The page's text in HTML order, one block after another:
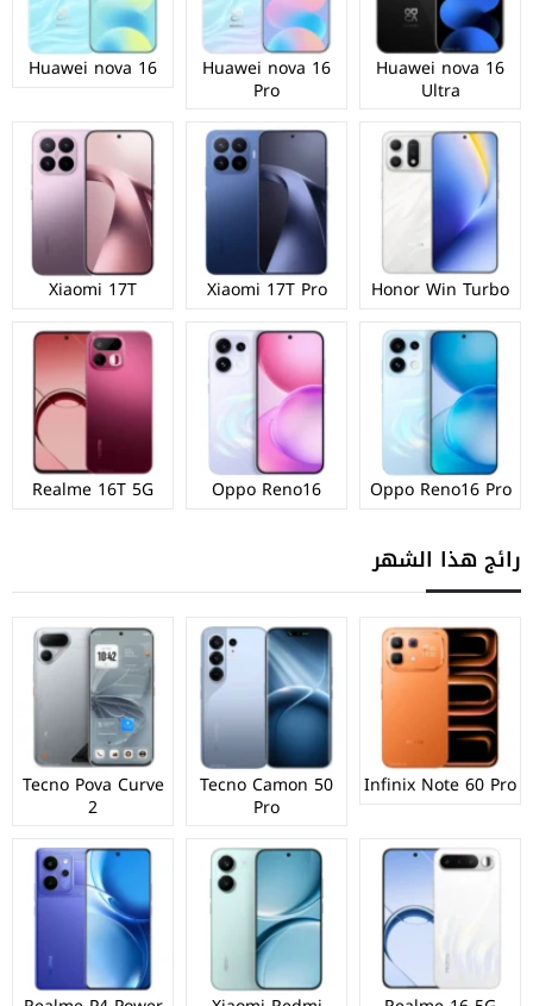
Huawei nova 16
Ultra
Huawei nova 16
Pro
Huawei nova 16
Honor Win Turbo
Xiaomi 17T Pro
Xiaomi 17T
Oppo Reno16 Pro
Oppo Reno16
Realme 16T 5G
رائج هذا الشهر
Infinix Note 60 Pro
Tecno Camon 50
Pro
Tecno Pova Curve
2